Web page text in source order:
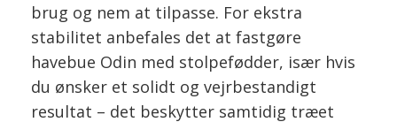
brug og nem at tilpasse. For ekstra
stabilitet anbefales det at fastgøre
havebue Odin med stolpefødder, især hvis
du ønsker et solidt og vejrbestandigt
resultat – det beskytter samtidig træet